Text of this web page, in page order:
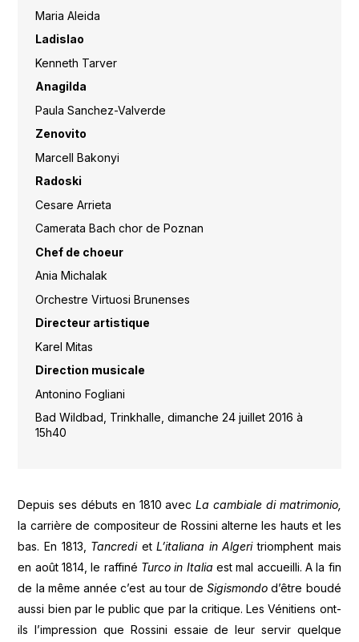
Maria Aleida
Ladislao
Kenneth Tarver
Anagilda
Paula Sanchez-Valverde
Zenovito
Marcell Bakonyi
Radoski
Cesare Arrieta
Camerata Bach chor de Poznan
Chef de choeur
Ania Michalak
Orchestre Virtuosi Brunenses
Directeur artistique
Karel Mitas
Direction musicale
Antonino Fogliani
Bad Wildbad, Trinkhalle, dimanche 24 juillet 2016 à
15h40
Depuis ses débuts en 1810 avecLa cambiale di matrimonio,
la carrière de compositeur de Rossini alterne les hauts et les
bas. En 1813, Tancredi etL’italiana in Algeritriomphent mais
en août 1814, le raffiné Turco in Italia est mal accueilli. A la fin
de la même année c’est au tour deSigismondo d’être boudé
aussi bien par le public que par la critique. Les Vénitiens ont-
ils l’impression que Rossini essaie de leur servir quelque